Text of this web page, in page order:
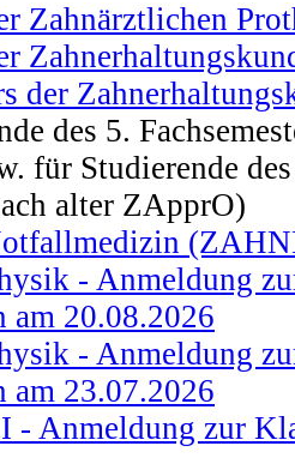
Zahnärztlichen
der
des 5.
für Studierende
alter ZApprO)
- Anmeldung
am 20.08.2026
- Anmeldung
am 23.07.2026
- Anmeldung zur